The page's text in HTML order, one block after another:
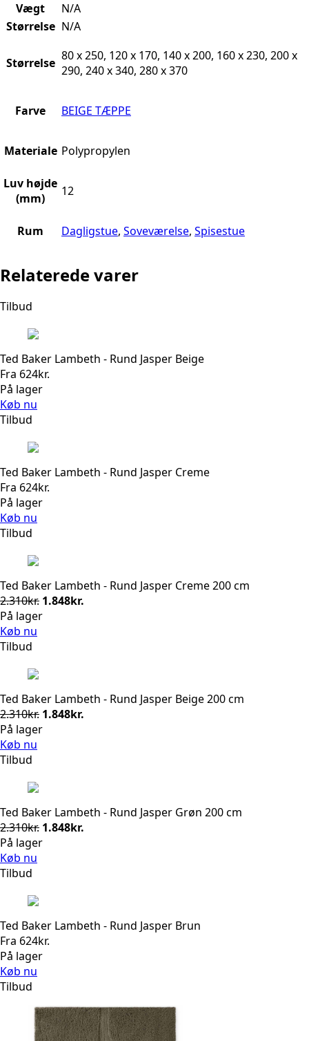
Vægt
N/A
Størrelse N/A
Størrelse 80 x 250, 120 x 170, 140 x 200, 160 x 230, 200 x
290, 240 x 340, 280 x 370
Farve BEIGE TÆPPE
Materiale Polypropylen
Luv højde
(mm)
12
Rum Dagligstue, Soveværelse, Spisestue
Relaterede varer
Tilbud
Ted Baker Lambeth - Rund Jasper Beige
Fra 624kr.
På lager
Køb nu
Tilbud
Ted Baker Lambeth - Rund Jasper Creme
Fra 624kr.
På lager
Køb nu
Tilbud
Ted Baker Lambeth - Rund Jasper Creme 200 cm
2.310kr. Den
oprindelige
1.848kr.
På lager
Køb nu
Tilbud
Ted Baker Lambeth - Rund Jasper Beige 200 cm
2.310kr. Den
oprindelige
1.848kr.
På lager
Køb nu
Tilbud
Ted Baker Lambeth - Rund Jasper Grøn 200 cm
2.310kr. Den
oprindelige
1.848kr.
På lager
Køb nu
Tilbud
Ted Baker Lambeth - Rund Jasper Brun
Fra 624kr.
På lager
Køb nu
Tilbud